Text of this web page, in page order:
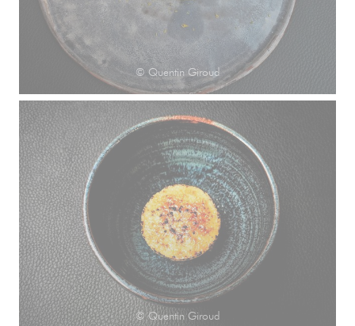
© Quentin Giroud
© Quentin Giroud